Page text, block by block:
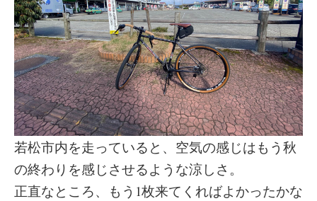
若松市内を走っていると、空気の感じはもう秋
の終わりを感じさせるような涼しさ。
正直なところ、もう1枚来てくればよかったかな